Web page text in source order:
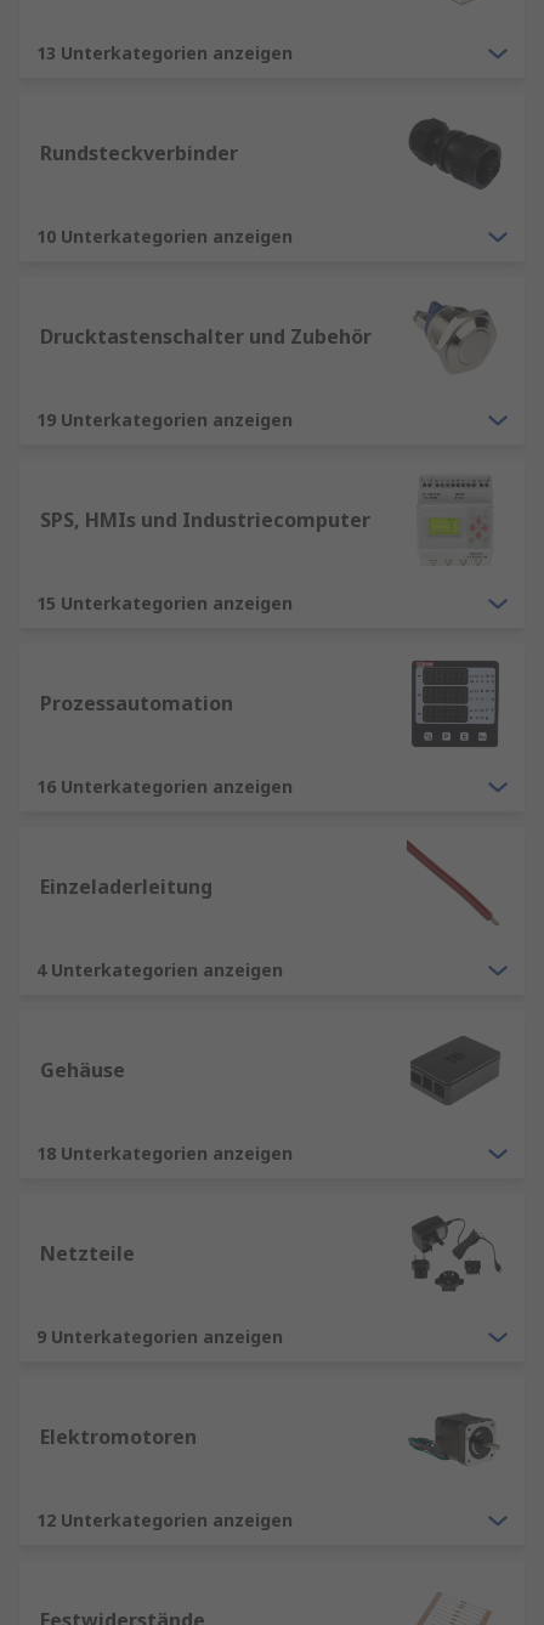
13 Unterkategorien anzeigen
Rundsteckverbinder
10 Unterkategorien anzeigen
Drucktastenschalter und Zubehör
19 Unterkategorien anzeigen
SPS, HMIs und Industriecomputer
15 Unterkategorien anzeigen
Prozessautomation
16 Unterkategorien anzeigen
Einzeladerleitung
4 Unterkategorien anzeigen
Gehäuse
18 Unterkategorien anzeigen
Netzteile
9 Unterkategorien anzeigen
Elektromotoren
12 Unterkategorien anzeigen